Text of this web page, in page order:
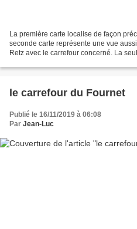
La première carte localise de façon
seconde carte représente une vue
Retz avec le carrefour concerné. La
le carrefour du Fournet
Publié le 16/11/2019 à 06:08
Par Jean-Luc